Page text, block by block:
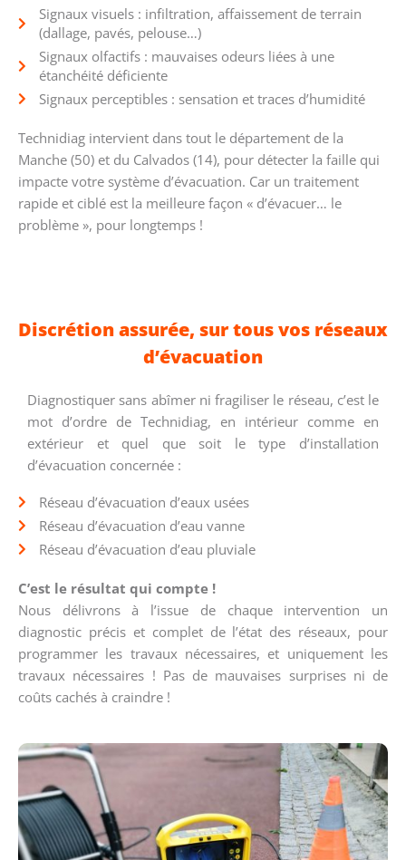
Signaux visuels : infiltration, affaissement de terrain
(dallage, pavés, pelouse…)
Signaux olfactifs : mauvaises odeurs liées à une
étanchéité déficiente
Signaux perceptibles : sensation et traces d’humidité
Technidiag intervient dans tout le département de la
Manche (50) et du Calvados (14), pour détecter la faille qui
impacte votre système d’évacuation. Car un traitement
rapide et ciblé est la meilleure façon « d’évacuer… le
problème », pour longtemps !
Discrétion assurée, sur tous vos réseaux
d’évacuation
Diagnostiquer sans abîmer ni fragiliser le réseau, c’est le
mot d’ordre de Technidiag, en intérieur comme en
extérieur et quel que soit le type d’installation
d’évacuation concernée :
Réseau d’évacuation d’eaux usées
Réseau d’évacuation d’eau vanne
Réseau d’évacuation d’eau pluviale
C’est le résultat qui compte !
Nous délivrons à l’issue de chaque intervention un
diagnostic précis et complet de l’état des réseaux, pour
programmer les travaux nécessaires, et uniquement les
travaux nécessaires ! Pas de mauvaises surprises ni de
coûts cachés à craindre !